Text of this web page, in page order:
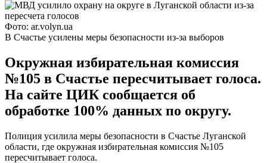
Фото: ar.volyn.ua
В Счастье усилены меры безопасности из-за выборов
Окружная избирательная комиссия
№105 в Счастье пересчитывает голоса.
На сайте ЦИК сообщается об
обработке 100% данных по округу.
Полиция усилила меры безопасности в Счастье Луганской
области, где окружная избирательная комиссия №105
пересчитывает голоса.